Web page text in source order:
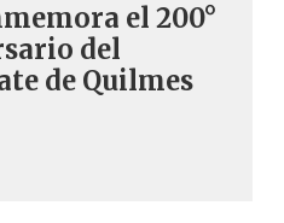
el 200°
del
de Quilmes